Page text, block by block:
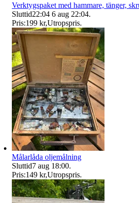
Verktygspaket med hammare, tänger,
Sluttid22:04 6 aug 22:04.
Pris:199 kr,Utropspris.
Målarlåda oljemålning
Sluttid7 aug 18:00.
Pris:149 kr,Utropspris.